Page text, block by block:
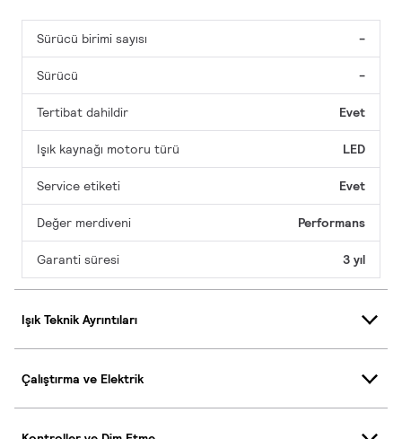
Sürücü birimi sayısı -
Sürücü -
Tertibat dahildir Evet
Işık kaynağı motoru türü LED
Service etiketi Evet
Değer merdiveni Performans
Garanti süresi 3 yıl
Işık Teknik Ayrıntıları
Çalıştırma ve Elektrik